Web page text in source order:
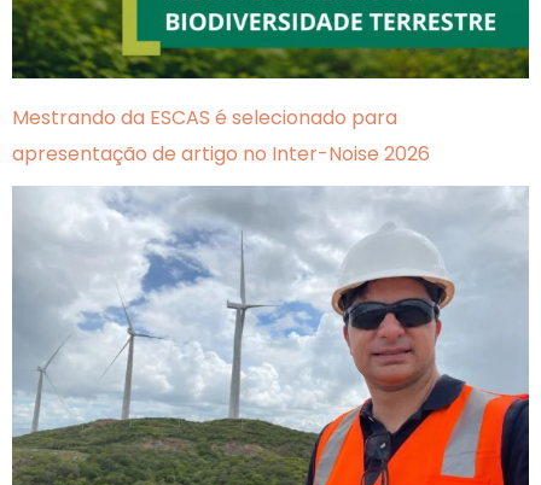
Mestrando da ESCAS é selecionado para
apresentação de artigo no Inter-Noise 2026